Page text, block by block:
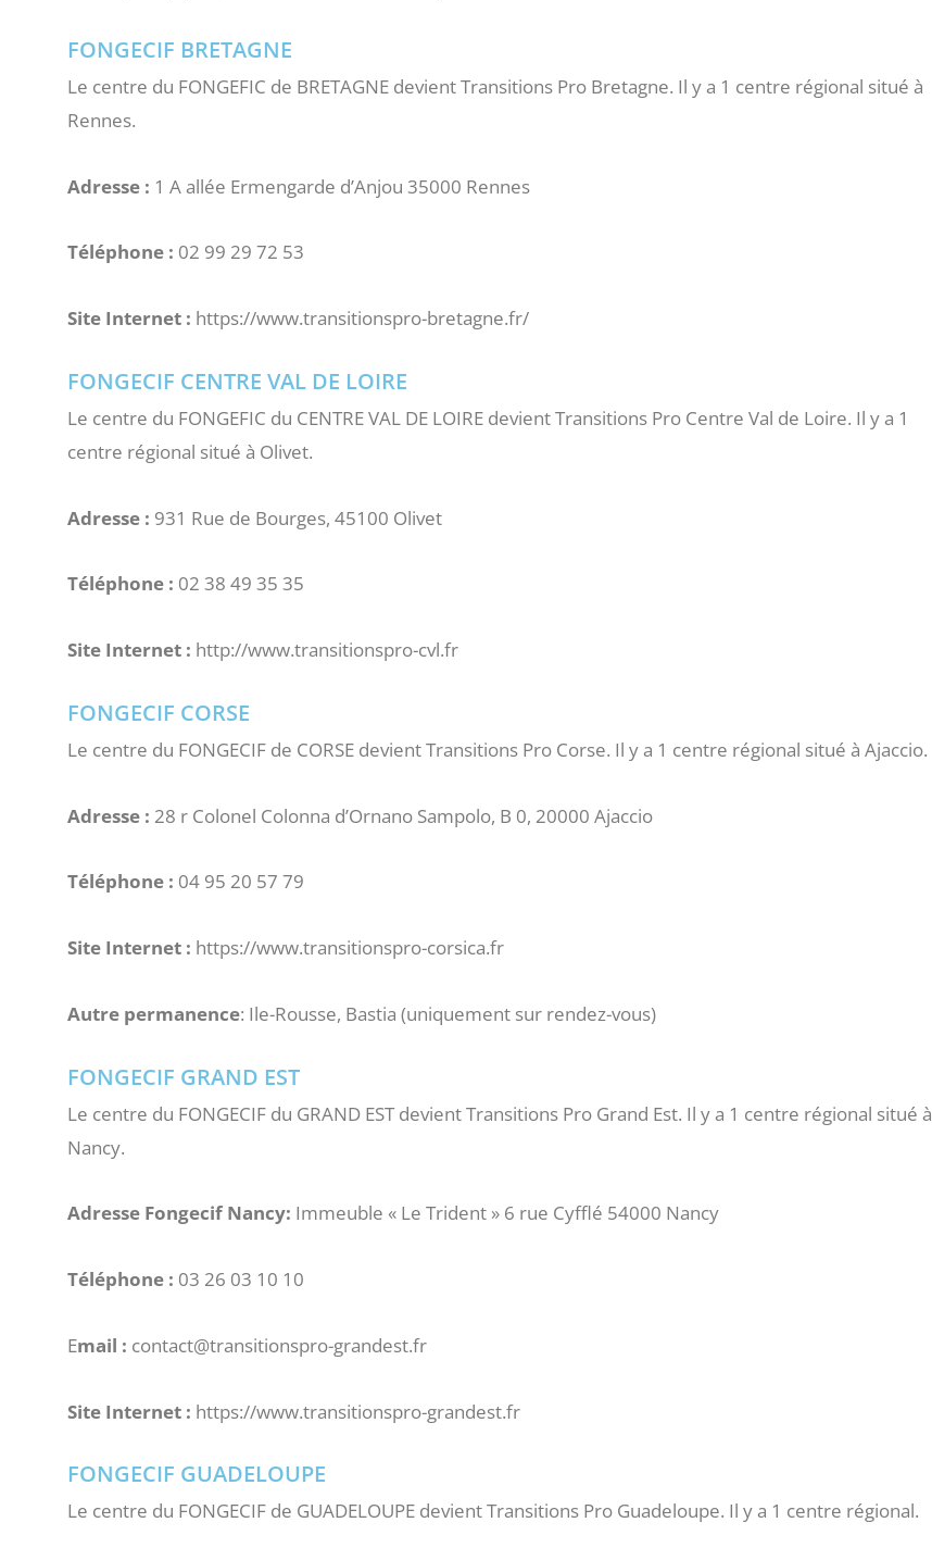
FONGECIF BRETAGNE
Le centre du FONGEFIC de BRETAGNE devient Transitions Pro Bretagne. Il y a 1 centre régional situé à
Rennes.
Adresse : 1 A allée Ermengarde d’Anjou 35000 Rennes
Téléphone : 02 99 29 72 53
Site Internet : https://www.transitionspro-bretagne.fr/
FONGECIF CENTRE VAL DE LOIRE
Le centre du FONGEFIC du CENTRE VAL DE LOIRE devient Transitions Pro Centre Val de Loire. Il y a 1
centre régional situé à Olivet.
Adresse : 931 Rue de Bourges, 45100 Olivet
Téléphone : 02 38 49 35 35
Site Internet : http://www.transitionspro-cvl.fr
FONGECIF CORSE
Le centre du FONGECIF de CORSE devient Transitions Pro Corse. Il y a 1 centre régional situé à Ajaccio.
Adresse : 28 r Colonel Colonna d’Ornano Sampolo, B 0, 20000 Ajaccio
Téléphone : 04 95 20 57 79
Site Internet : https://www.transitionspro-corsica.fr
Autre permanence: Ile-Rousse, Bastia (uniquement sur rendez-vous)
FONGECIF GRAND EST
Le centre du FONGECIF du GRAND EST devient Transitions Pro Grand Est. Il y a 1 centre régional situé à
Nancy.
Adresse Fongecif Nancy: Immeuble « Le Trident » 6 rue Cyfflé 54000 Nancy
Téléphone : 03 26 03 10 10
Email : contact@transitionspro-grandest.fr
Site Internet : https://www.transitionspro-grandest.fr
FONGECIF GUADELOUPE
Le centre du FONGECIF de GUADELOUPE devient Transitions Pro Guadeloupe. Il y a 1 centre régional.